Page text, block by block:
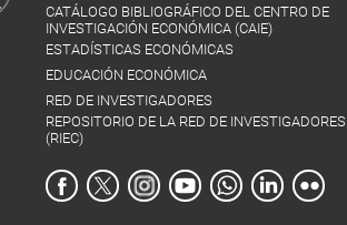
CATÁLOGO BIBLIOGRÁFICO DEL CENTRO DE
INVESTIGACIÓN ECONÓMICA (CAIE)
ESTADÍSTICAS ECONÓMICAS
EDUCACIÓN ECONÓMICA
RED DE INVESTIGADORES
REPOSITORIO DE LA RED DE INVESTIGADORES
(RIEC)